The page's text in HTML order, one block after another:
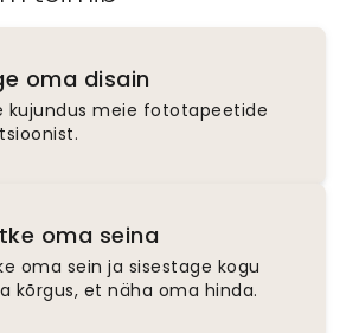
oma disain
kujundus meie fototapeetide
oma seina
oma sein ja sisestage kogu
kõrgus, et näha oma hinda.